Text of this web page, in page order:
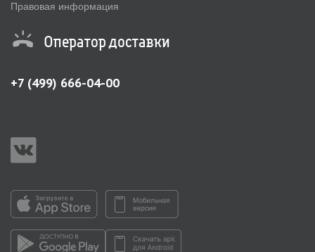
Правовая информация
Оператор доставки
+7 (499) 666-04-00